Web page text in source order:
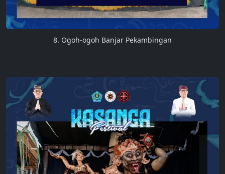
8. Ogoh-ogoh Banjar Pekambingan